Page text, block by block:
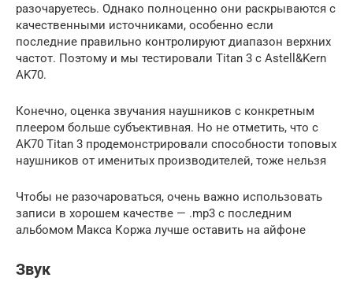
разочаруетесь. Однако полноценно они раскрываются с
качественными источниками, особенно если
последние правильно контролируют диапазон верхних
частот. Поэтому и мы тестировали Titan 3 с Astell&Kern
AK70.
Конечно, оценка звучания наушников с конкретным
плеером больше субъективная. Но не отметить, что с
AK70 Titan 3 продемонстрировали способности топовых
наушников от именитых производителей, тоже нельзя
Чтобы не разочароваться, очень важно использовать
записи в хорошем качестве — .mp3 с последним
альбомом Макса Коржа лучше оставить на айфоне
Звук